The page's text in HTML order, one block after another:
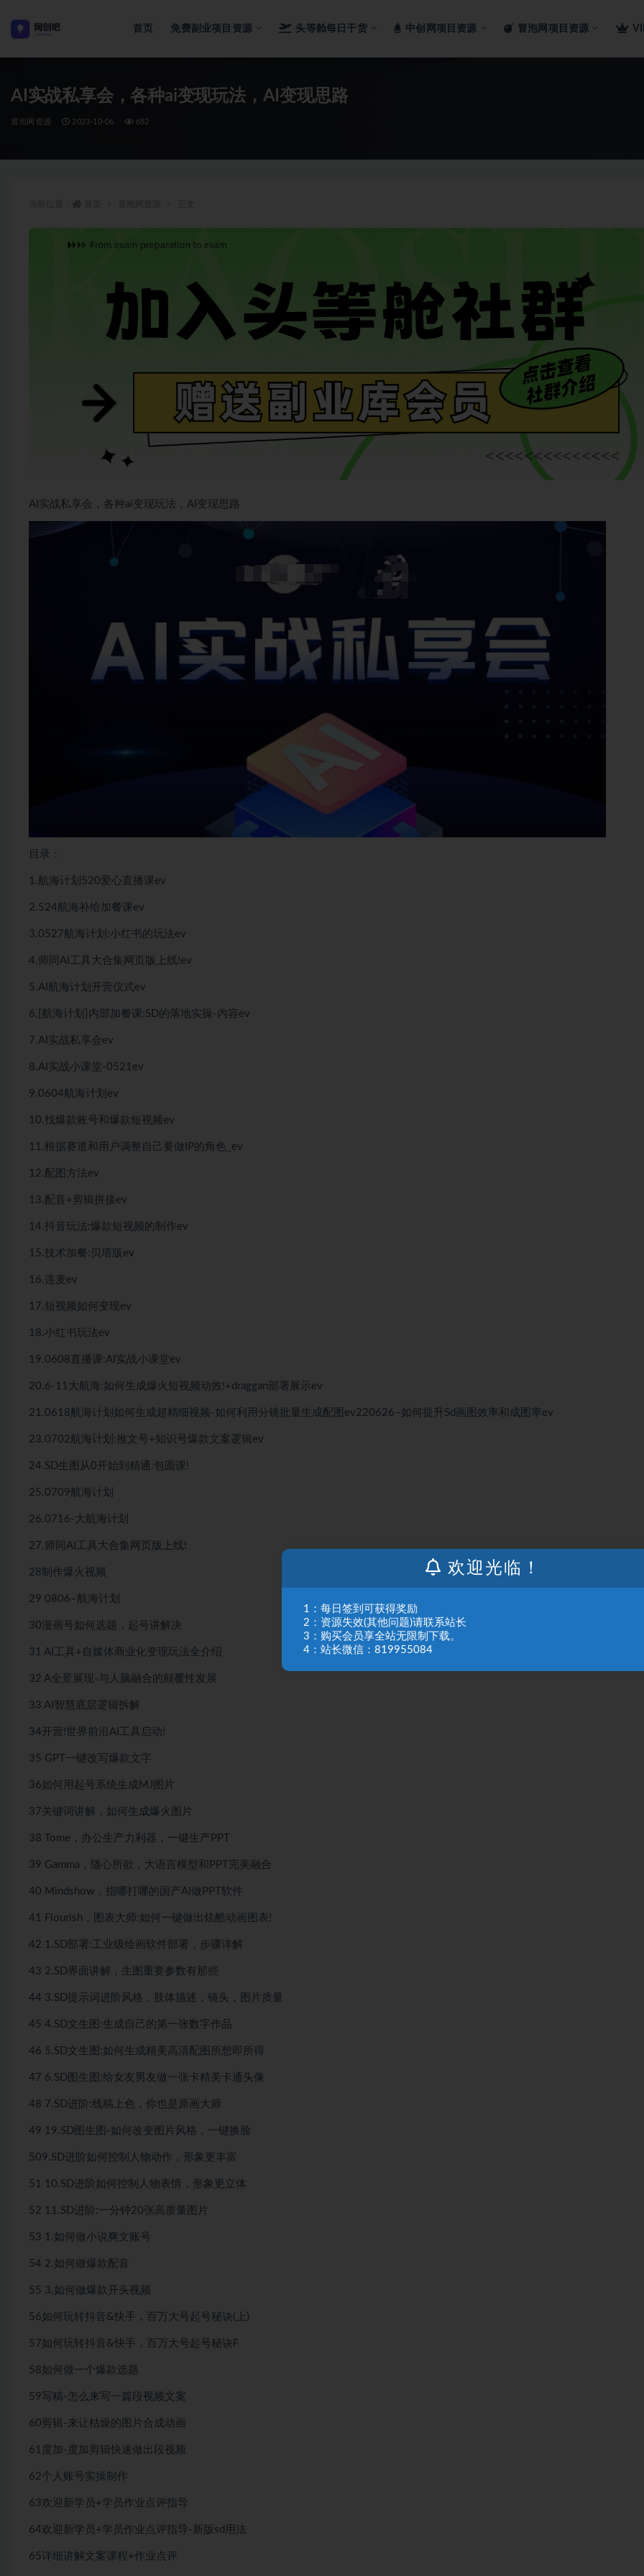
首页 免费副业项目资源 头等舱每日干货 中创网项目资源 冒泡网项目资源
AI实战私享会，各种ai变现玩法，AI变现思路
冒泡网资源 2023-10-06 682
AI实战私享会，各种ai变现玩法，AI变现思路
目录：
1.航海计划520爱心直播课ev
2.524航海补给加餐课ev
3.0527航海计划:小红书的玩法ev
4.师同AI工具大合集网页版上线!ev
5.AI航海计划开营仪式ev
6.[航海计划]内部加餐课:SD的落地实操-内容ev
7.AI实战私享会ev
8.AI实战小课堂-0521ev
9.0604航海计划ev
10.找爆款账号和爆款短视频ev
11.根据赛道和用户调整自己要做IP的角色_ev
12.配图方法ev
13.配音+剪辑拼接ev
14.抖音玩法:爆款短视频的制作ev
15.技术加餐:贝塔版ev
16.连麦ev
17.短视频如何变现ev
18.小红书玩法ev
19.0608直播课:AI实战小课堂ev
20.6-11大航海:如何生成爆火短视频动效!+draggan部署展示ev
21.0618航海计划如何生成超精细视频-如何利用分镜批量生成配图ev220626–如何提升Sd画图效率和成图率ev
23.0702航海计划:推文号+知识号爆款文案逻辑ev
24.SD生图从0开始到精通:包圆课!
25.0709航海计划
26.0716-大航海计划
27.师同AI工具大合集网页版上线!
28制作爆火视频
29 0806–航海计划
30漫画号如何选题，起号讲解决
31 AI工具+自媒体商业化变现玩法全介绍
32 A全景展现-与人脑融合的颠覆性发展
33 AI智慧底层逻辑拆解
34开营!世界前沿AI工具启动!
35 GPT一键改写爆款文字
36如何用起号系统生成MJ图片
37关键词讲解，如何生成爆火图片
38 Tome，办公生产力利器，一键生产PPT
39 Gamma，随心所欲，大语言模型和PPT完美融合
40 Mindshow，指哪打哪的国产AI做PPT软件
41 Flourish，图表大师:如何一键做出炫酷动画图表!
42 1.SD部署:工业级绘画软件部署，步骤详解
43 2.SD界面讲解，生图重要参数有那些
44 3.SD提示词进阶风格，肢体描述，镜头，图片质量
45 4.SD文生图:生成自己的第一张数字作品
46 5.SD文生图:如何生成精美高清配图所想即所得
47 6.SD图生图:给女友男友做一张卡精美卡通头像
48 7.SD进阶:线稿上色，你也是原画大师
49 19.SD图生图-如何改变图片风格，一键换脸
509.SD进阶如何控制人物动作，形象更丰富
51 10.SD进阶如何控制人物表情，形象更立体
52 11.SD进阶:一分钟20张高质量图片
53 1.如何做小说爽文账号
54 2.如何做爆款配音
55 3.如何做爆款开头视频
56如何玩转抖音&快手，百万大号起号秘诀(上)
57如何玩转抖音&快手，百万大号起号秘诀F
58如何做一个爆款选题
59写稿-怎么来写一篇段视频文案
60剪辑-来让枯燥的图片合成动画
61度加-度加剪辑快速做出段视频
62个人账号实操制作
63欢迎新学员+学员作业点评指导
64欢迎新学员+学员作业点评指导-新版sd用法
65详细讲解文案课程+作业点评
欢迎光临！
1：每日签到可获得奖励
2：资源失效(其他问题)请联系站长
3：购买会员享全站无限制下载。
4：站长微信：819955084